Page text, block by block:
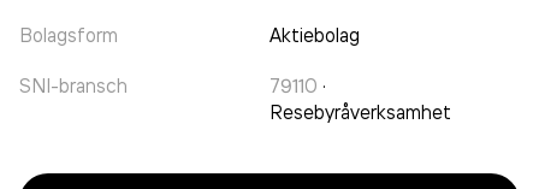
Bolagsform Aktiebolag
SNI-bransch 79110 ·
Resebyråverksamhet